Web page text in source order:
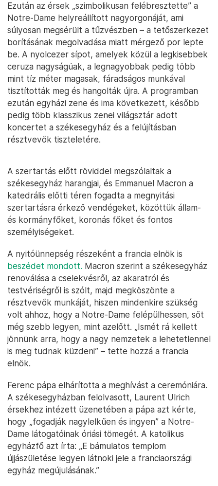
Ezután az érsek „szimbolikusan felébresztette” a
Notre-Dame helyreállított nagyorgonáját, ami
súlyosan megsérült a tűzvészben – a tetőszerkezet
borításának megolvadása miatt mérgező por lepte
be. A nyolcezer sípot, amelyek közül a legkisebbek
ceruza nagyságúak, a legnagyobbak pedig több
mint tíz méter magasak, fáradságos munkával
tisztították meg és hangolták újra. A programban
ezután egyházi zene és ima következett, később
pedig több klasszikus zenei világsztár adott
koncertet a székesegyház és a felújításban
résztvevők tiszteletére.
A szertartás előtt röviddel megszólaltak a
székesegyház harangjai, és Emmanuel Macron a
katedrális előtti téren fogadta a megnyitási
szertartásra érkező vendégeket, közöttük állam-
és kormányfőket, koronás főket és fontos
személyiségeket.
A nyitóünnepség részeként a francia elnök is
beszédet mondott. Macron szerint a székesegyház
renoválása a cselekvésről, az akaratról és
testvériségről is szólt, majd megköszönte a
résztvevők munkáját, hiszen mindenkire szükség
volt ahhoz, hogy a Notre-Dame felépülhessen, sőt
még szebb legyen, mint azelőtt. „Ismét rá kellett
jönnünk arra, hogy a nagy nemzetek a lehetetlennel
is meg tudnak küzdeni” – tette hozzá a francia
elnök.
Ferenc pápa elhárította a meghívást a ceremóniára.
A székesegyházban felolvasott, Laurent Ulrich
érsekhez intézett üzenetében a pápa azt kérte,
hogy „fogadják nagylelkűen és ingyen” a Notre-
Dame látogatóinak óriási tömegét. A katolikus
egyházfő azt írta: „E bámulatos templom
újjászületése legyen látnoki jele a franciaországi
egyház megújulásának.”